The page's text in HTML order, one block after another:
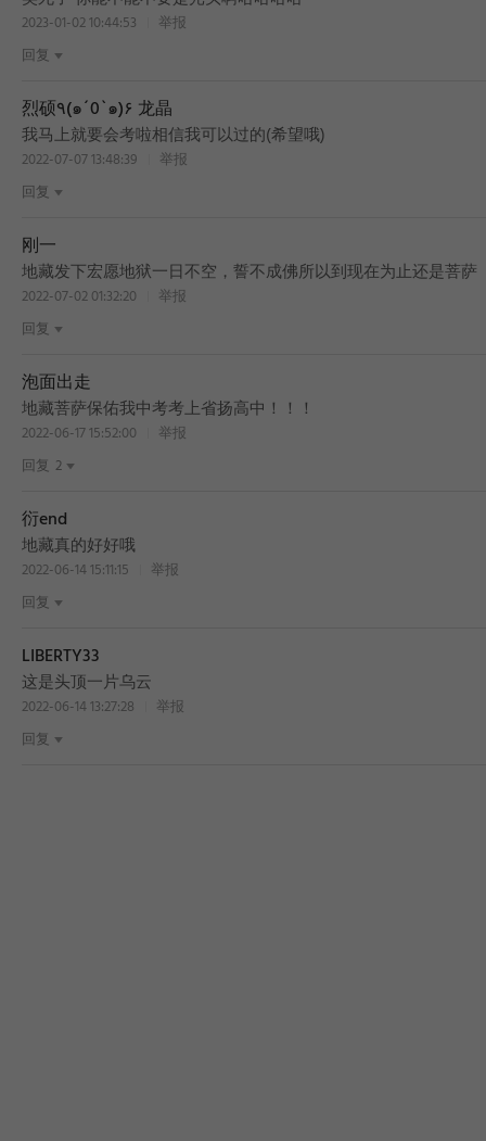
2023-01-02 10:44:53
举报
回复
烈硕٩(๑´0`๑)۶ 龙晶
我马上就要会考啦相信我可以过的(希望哦)
2022-07-07 13:48:39
举报
回复
刚一
地藏发下宏愿地狱一日不空，誓不成佛所以到现在为止还是菩萨
2022-07-02 01:32:20
举报
回复
泡面出走
地藏菩萨保佑我中考考上省扬高中！！！
2022-06-17 15:52:00
举报
回复 2
衍end
地藏真的好好哦
2022-06-14 15:11:15
举报
回复
LIBERTY33
这是头顶一片乌云
2022-06-14 13:27:28
举报
回复